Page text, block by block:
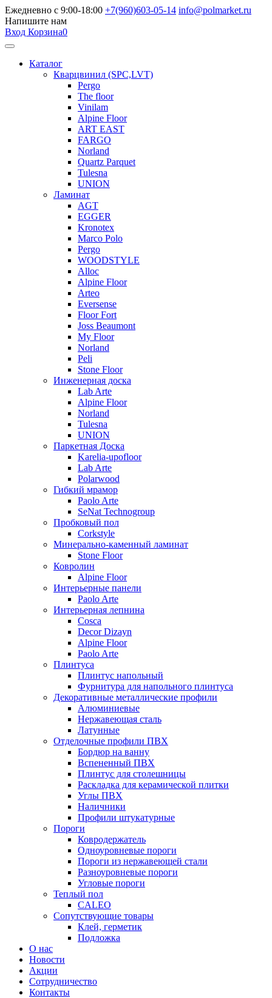
Ежедневно с 9:00-18:00 +7(960)603-05-14 info@polmarket.ru
Напишите нам
Вход Корзина0
Каталог
Кварцвинил (SPC,LVT)
Pergo
The floor
Vinilam
Alpine Floor
ART EAST
FARGO
Norland
Quartz Parquet
Tulesna
UNION
Ламинат
AGT
EGGER
Kronotex
Marco Polo
Pergo
WOODSTYLE
Alloc
Alpine Floor
Arteo
Eversense
Floor Fort
Joss Beaumont
My Floor
Norland
Peli
Stone Floor
Инженерная доска
Lab Arte
Alpine Floor
Norland
Tulesna
UNION
Паркетная Доска
Karelia-upofloor
Lab Arte
Polarwood
Гибкий мрамор
Paolo Arte
SeNat Technogroup
Пробковый пол
Corkstyle
Минерально-каменный ламинат
Stone Floor
Ковролин
Alpine Floor
Интерьерные панели
Paolo Arte
Интерьерная лепнина
Cosca
Decor Dizayn
Alpine Floor
Paolo Arte
Плинтуса
Плинтус напольный
Фурнитура для напольного плинтуса
Декоративные металлические профили
Алюминиевые
Нержавеющая сталь
Латунные
Отделочные профили ПВХ
Бордюр на ванну
Вспененный ПВХ
Плинтус для столешницы
Раскладка для керамической плитки
Углы ПВХ
Наличники
Профили штукатурные
Пороги
Ковродержатель
Одноуровневые пороги
Пороги из нержавеющей стали
Разноуровневые пороги
Угловые пороги
Теплый пол
CALEO
Сопутствующие товары
Клей, герметик
Подложка
О нас
Новости
Акции
Сотрудничество
Контакты